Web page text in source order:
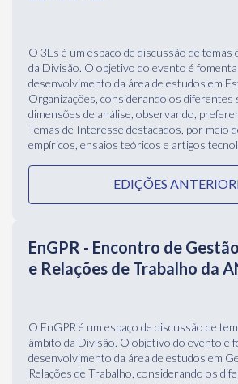
EDIÇÕES
EnGPR - Encontro de
e Relações de Trabalho da
O EnGPR é um espaço de discussão de
Relações de Trabalho, considerando os
e dimensões de análise, observando,
Temas de Interesse destacados, por meio
EDIÇÕES